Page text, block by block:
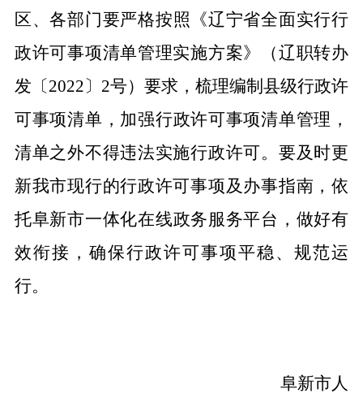
区、各部门要严格按照《辽宁省全面实行行
政许可事项清单管理实施方案》（辽职转办
发〔2022〕 2号）要求，梳理编制县级行政许
可事项清单， 加强行政许可事项清单管理，
清单之外不得违法实施行政许可。要及时更
新我市现行的行政许可事项及 办事指南，依
托阜新市一体化在线政务服务平台，做好有
效衔接，确保行政许可事项平稳、规范运
行。
阜新市人